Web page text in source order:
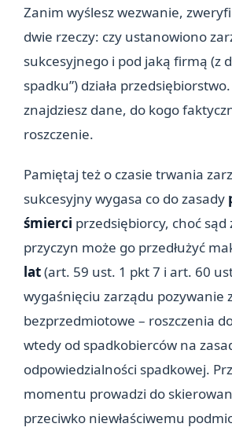
Zanim wyślesz wezwanie,
dwie rzeczy: czy ustanowiono
sukcesyjnego i pod jaką firmą (z
spadku”) działa
znajdziesz dane, do kogo
roszczenie.
Pamiętaj też o czasie trwania
sukcesyjny wygasa co do zasady
śmierci przedsiębiorcy, choć sąd
przyczyn może go przedłużyć
lat(art. 59 ust. 1 pkt 7 i art. 60
wygaśnięciu zarządu pozywanie
bezprzedmiotowe – roszczenia
wtedy od spadkobierców na
odpowiedzialności spadkowej.
momentu prowadzi do
przeciwko niewłaściwemu